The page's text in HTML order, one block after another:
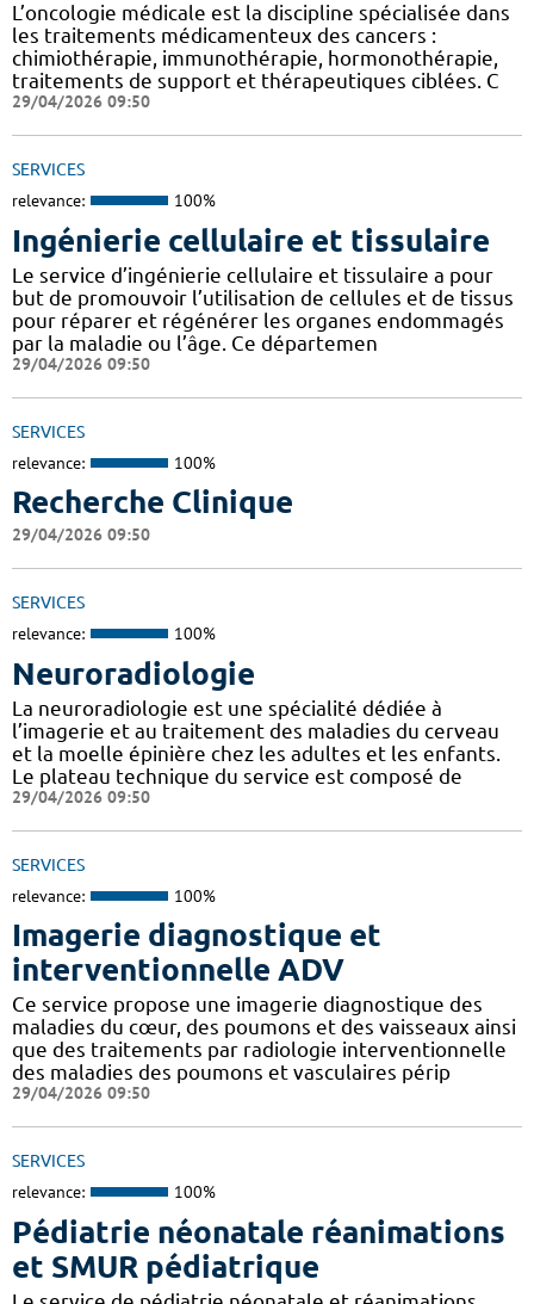
L’oncologie médicale est la discipline spécialisée dans
les traitements médicamenteux des cancers :
chimiothérapie, immunothérapie, hormonothérapie,
traitements de support et thérapeutiques ciblées. C
29/04/2026 09:50
SERVICES
relevance: 100%
Ingénierie cellulaire et tissulaire
Le service d’ingénierie cellulaire et tissulaire a pour
but de promouvoir l’utilisation de cellules et de tissus
pour réparer et régénérer les organes endommagés
par la maladie ou l’âge. Ce départemen
29/04/2026 09:50
SERVICES
relevance: 100%
Recherche Clinique
29/04/2026 09:50
SERVICES
relevance: 100%
Neuroradiologie
La neuroradiologie est une spécialité dédiée à
l’imagerie et au traitement des maladies du cerveau
et la moelle épinière chez les adultes et les enfants.
Le plateau technique du service est composé de
29/04/2026 09:50
SERVICES
relevance: 100%
Imagerie diagnostique et
interventionnelle ADV
Ce service propose une imagerie diagnostique des
maladies du cœur, des poumons et des vaisseaux ainsi
que des traitements par radiologie interventionnelle
des maladies des poumons et vasculaires périp
29/04/2026 09:50
SERVICES
relevance: 100%
Pédiatrie néonatale réanimations
et SMUR pédiatrique